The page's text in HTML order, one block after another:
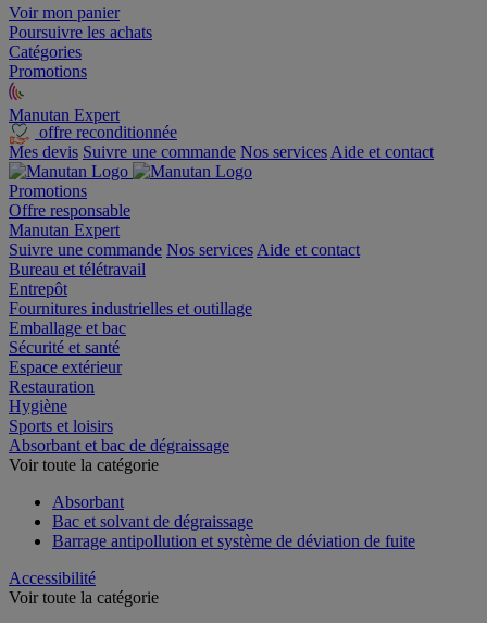
Voir mon panier
Poursuivre les achats
Catégories
Promotions
Manutan Expert
offre reconditionnée
Mes devis Suivre une commande Nos services Aide et contact
Promotions
Offre responsable
Manutan Expert
Suivre une commande Nos services Aide et contact
Bureau et télétravail
Entrepôt
Fournitures industrielles et outillage
Emballage et bac
Sécurité et santé
Espace extérieur
Restauration
Hygiène
Sports et loisirs
Absorbant et bac de dégraissage
Voir toute la catégorie
Absorbant
Bac et solvant de dégraissage
Barrage antipollution et système de déviation de fuite
Accessibilité
Voir toute la catégorie